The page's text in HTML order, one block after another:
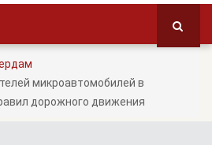
микроавтомобилей в
дорожного движения